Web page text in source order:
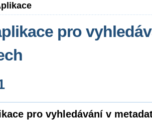
pro
pro vyhledávání v